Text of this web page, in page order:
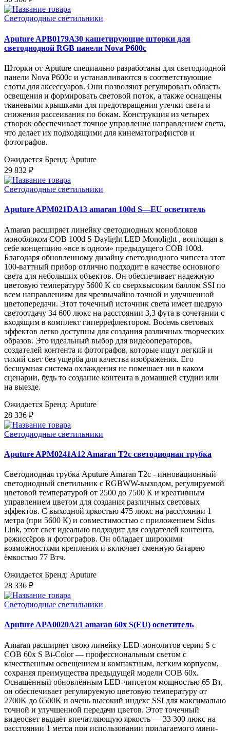
Светодиодные светильники
Aputure APB0179A30 кашетирующие шторки для
светодиодной RGB панели Nova P600c
Шторки от Aputure специально разработаны для светодиодной
панели Nova P600c и устанавливаются в соответствующие
слоты для аксессуаров. Они позволяют регулировать область
освещения и формировать световой поток, а также оснащены
тканевыми крышками для предотвращения утечки света и
снижения рассеивания по бокам. Конструкция из четырех
створок обеспечивает точное управление направлением света,
что делает их подходящими для кинематографистов и
фотографов.
Ожидается Бренд: Aputure
29 832 ₽
Светодиодные светильники
Aputure APM021DA13 amaran 100d S—EU осветитель
Amaran расширяет линейку светодиодных моноблоков
моноблоком COB 100d S Daylight LED Monolight , воплощая в
себе концепцию «все в одном» предыдущего COB 100d.
Благодаря обновленному дизайну светодиодного чипсета этот
100-ваттный прибор отлично подходит в качестве основного
света для небольших объектов. Он обеспечивает надежную
цветовую температуру 5600 K со сверхвысоким баллом SSI по
всем направлениям для чрезвычайно точной и улучшенной
цветопередачи. Этот точечный источник света имеет щедрую
светоотдачу 34 600 люкс на расстоянии 3,3 фута в сочетании с
входящим в комплект гиперрефлектором. Восемь световых
эффектов легко доступны для создания различных творческих
образов. Это идеальный выбор для видеооператоров,
создателей контента и фотографов, которые ищут легкий и
тихий свет без ущерба для качества изображения. Его
бесшумная система охлаждения не помешает ни в каком
сценарии, будь то создание контента в домашней студии или
на выезде.
Ожидается Бренд: Aputure
28 336 ₽
Светодиодные светильники
Aputure APM0241A12 Amaran T2c светодиодная трубка
Светодиодная трубка Aputure Amaran T2c - инновационный
светодиодный светильник с RGBWW-выходом, регулируемой
цветовой температурой от 2500 до 7500 К и креативным
управлением цветом для создания различных световых
эффектов. С выходной яркостью 475 люкс на расстоянии 1
метра (при 5600 К) и совместимостью с приложением Sidus
Link, этот свет идеально подходит для создателей контента,
режиссёров и фотографов. Он обладает широкими
возможностями крепления и включает сменную батарею
ёмкостью 77 Втч.
Ожидается Бренд: Aputure
28 336 ₽
Светодиодные светильники
Aputure APA0020A21 amaran 60x S(EU) осветитель
Amaran расширяет свою линейку LED-монолитов серии S с
COB 60x S Bi-Color — профессиональным светом с
качественным освещением и компактным, легким корпусом,
сохраняя преимущества предыдущей модели COB 60x.
Оснащённый обновлённым LED-чипсетом мощностью 65 Вт,
он обеспечивает регулируемую цветовую температуру от
2700K до 6500K и очень высокий индекс SSI для максимально
точной и улучшенной передачи цветов. Этот точечный
видеосвет выдаёт впечатляющую яркость — 33 300 люкс на
расстоянии 1 метра при использовании прилагаемого мини-